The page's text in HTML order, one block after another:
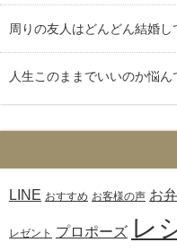
周りの友人はどんどん結婚し
人生このままでいいのか悩ん
LINE おすすめ お客様の声 お
レゼント プロポーズ レ